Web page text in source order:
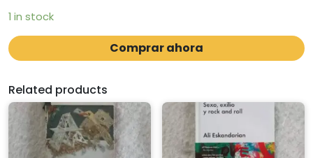
1 in stock
Comprar ahora
Related products